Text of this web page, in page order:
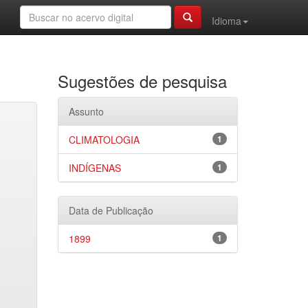
Idioma
Sugestões de pesquisa
Assunto
1
CLIMATOLOGIA
1
INDÍGENAS
Data de Publicação
1
1899